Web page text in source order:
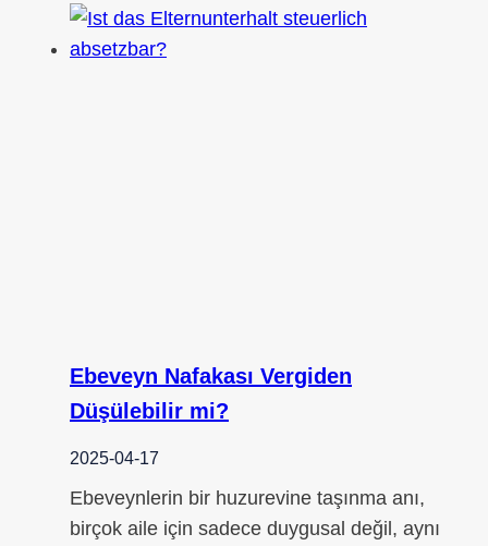
Ebeveyn Nafakası Vergiden
Düşülebilir mi?
2025-04-17
Ebeveynlerin bir huzurevine taşınma anı,
birçok aile için sadece duygusal değil, aynı